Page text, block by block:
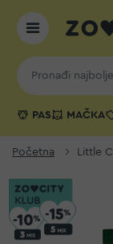
PAS MAČKA
Početna Little